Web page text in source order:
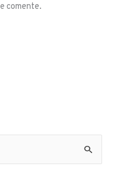
comente.